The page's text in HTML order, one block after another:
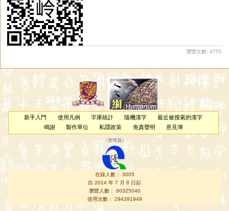
瀏覽次數: 4755
新手入門 使用凡例 字庫統計 隨機漢字
最近被搜索的漢字
鳴謝
製作單位 私隱政策 免責聲明 意見簿
（管理員 ）
在線人數： 3005
自 2014 年 7 月 8 日起
瀏覽人數： 80325040
使用次數： 294391949